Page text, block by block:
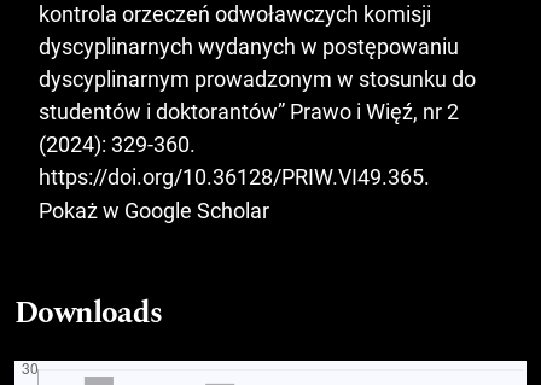
kontrola orzeczeń odwoławczych komisji
dyscyplinarnych wydanych w postępowaniu
dyscyplinarnym prowadzonym w stosunku do
studentów i doktorantów” Prawo i Więź, nr 2
(2024): 329-360.
https://doi.org/10.36128/PRIW.VI49.365.
Pokaż w Google Scholar
Downloads